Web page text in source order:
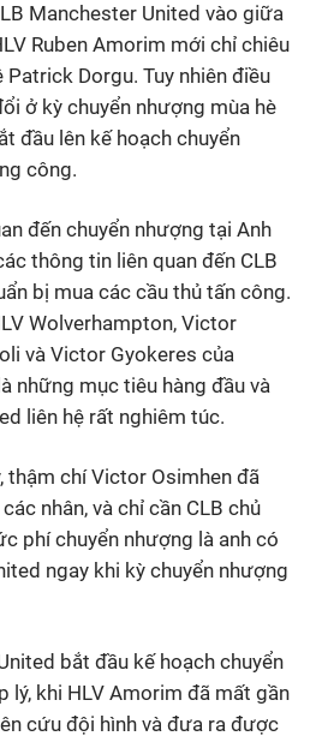
Manchester United vào giữa
Ruben Amorim mới chỉ chiêu
Patrick Dorgu. Tuy nhiên điều
ở kỳ chuyển nhượng mùa hè
đầu lên kế hoạch chuyển
công.
đến chuyển nhượng tại Anh
thông tin liên quan đến CLB
bị mua các cầu thủ tấn công.
Wolverhampton, Victor
và Victor Gyokeres của
những mục tiêu hàng đầu và
liên hệ rất nghiêm túc.
thậm chí Victor Osimhen đã
nhân, và chỉ cần CLB chủ
phí chuyển nhượng là anh có
ngay khi kỳ chuyển nhượng
bắt đầu kế hoạch chuyển
lý, khi HLV Amorim đã mất gần
cứu đội hình và đưa ra được